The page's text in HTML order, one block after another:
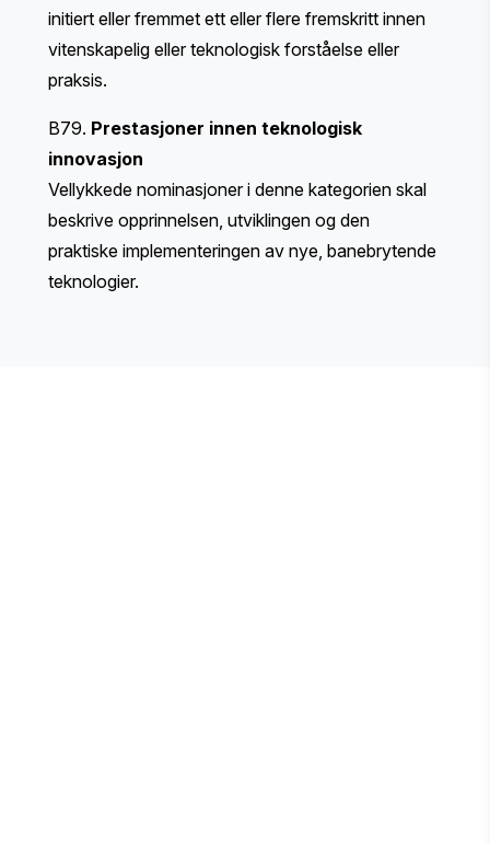
initiert eller fremmet ett eller flere fremskritt innen
vitenskapelig eller teknologisk forståelse eller
praksis.
B79. Prestasjoner innen teknologisk
innovasjon
Vellykkede nominasjoner i denne kategorien skal
beskrive opprinnelsen, utviklingen og den
praktiske implementeringen av nye, banebrytende
teknologier.